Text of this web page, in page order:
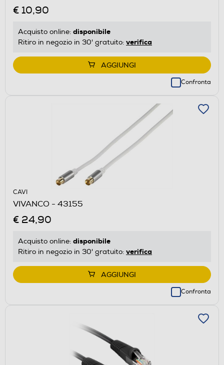
€ 10,90
Acquisto online: disponibile
Ritiro in negozio in 30' gratuito: verifica
AGGIUNGI
Confronta
CAVI
VIVANCO - 43155
€ 24,90
Acquisto online: disponibile
Ritiro in negozio in 30' gratuito: verifica
AGGIUNGI
Confronta